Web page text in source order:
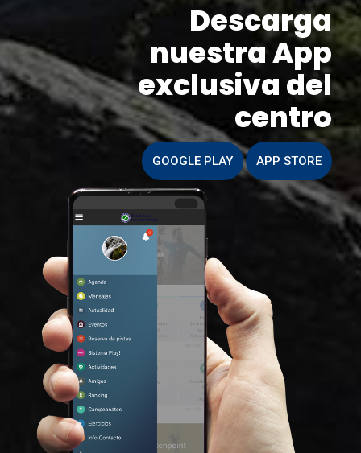
Descarga
nuestra App
exclusiva del
centro
GOOGLE PLAY APP STORE